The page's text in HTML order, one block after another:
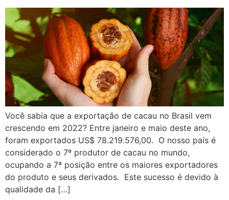
Você sabia que a exportação de cacau no Brasil vem
crescendo em 2022? Entre janeiro e maio deste ano,
foram exportados US$ 78.219.576,00. O nosso país é
considerado o 7º produtor de cacau no mundo,
ocupando a 7ª posição entre os maiores exportadores
do produto e seus derivados. Este sucesso é devido à
qualidade da […]